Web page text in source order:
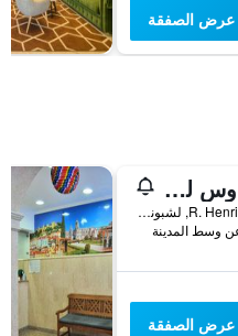
عرض الصفقة
وايت هاوس ليزبون هوستل
R. Henrique Alves 5, لشبونة, محافظة لشبونة, البرتغال
عرض الصفقة